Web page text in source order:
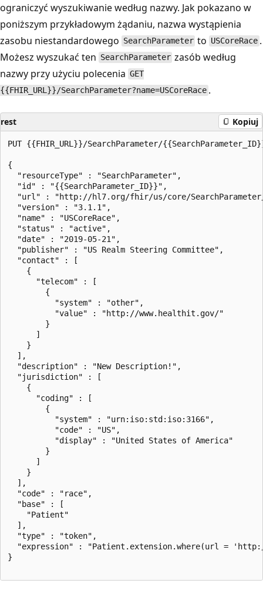
ograniczyć wyszukiwanie według nazwy. Jak pokazano w
poniższym przykładowym żądaniu, nazwa wystąpienia
zasobu niestandardowego SearchParameter to USCoreRace .
Możesz wyszukać ten SearchParameter zasób według
nazwy przy użyciu polecenia GET
{{FHIR_URL}}/SearchParameter?name=USCoreRace .
rest Kopiuj
PUT {{FHIR_URL}}/SearchParameter/
{
  "resourceType" : "SearchParameter",
  "id" : "{{SearchParameter_ID}}",
"url" : "http://hl7.org/fhir/us/core/
  "version" : "3.1.1",
  "name" : "USCoreRace",
  "status" : "active",
  "date" : "2019-05-21",
  "publisher" : "US Realm Steering Committee",
  "contact" : [
    {
      "telecom" : [
        {
          "system" : "other",
          "value" : "http://www.healthit.gov/"
        }
      ]
    }
  ],
  "description" : "New Description!",
  "jurisdiction" : [
    {
      "coding" : [
        {
          "system" : "urn:iso:std:iso:3166",
          "code" : "US",
          "display" : "United States of America"
        }
      ]
    }
  ],
  "code" : "race",
  "base" : [
    "Patient"
  ],
  "type" : "token",
"expression" : "Patient.extension.where(url =
}